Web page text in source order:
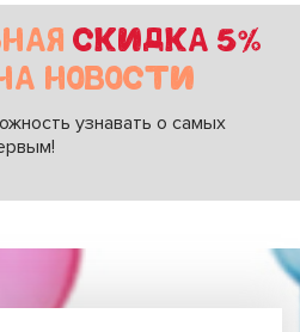
СКИДКА 5%
НОВОСТИ
узнавать о самых